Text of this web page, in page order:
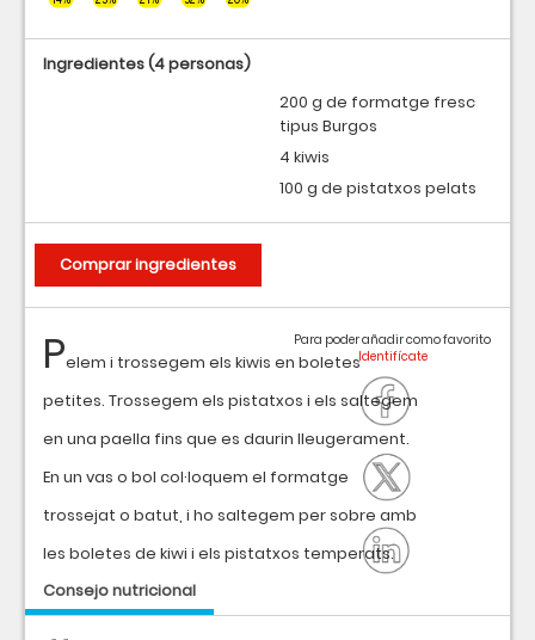
Pelem i trossegem els kiwis en boletes
petites. Trossegem els pistatxos i els saltegem
en una paella fins que es daurin lleugerament.
En un vas o bol col·loquem el formatge
trossejat o batut, i ho saltegem per sobre amb
les boletes de kiwi i els pistatxos temperats.
Consejo nutricional
Para poder añadir como favorito
Ingredientes(4 personas)
200 g de formatge fresc
tipus Burgos
4 kiwis
100 g de pistatxos pelats
Comprar ingredientes